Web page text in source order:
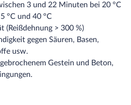
3 und 22 Minuten bei 20 °C
°C und 40 °C
(Reißdehnung > 300 %)
gegen Säuren, Basen,
usw.
Gestein und Beton,